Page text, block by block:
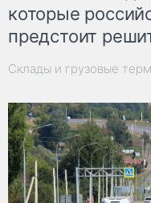
которые
предстоит
Склады и грузовые